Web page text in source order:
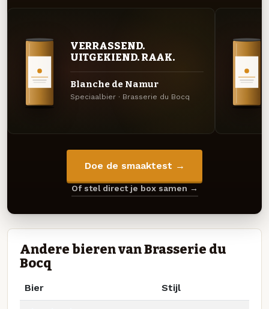
VERRASSEND.
UITGEKIEND. RAAK.
Blanche de Namur
Speciaalbier · Brasserie du Bocq
Doe de smaaktest →
Of stel direct je box samen →
Andere bieren van Brasserie du
Bocq
Bier Stijl